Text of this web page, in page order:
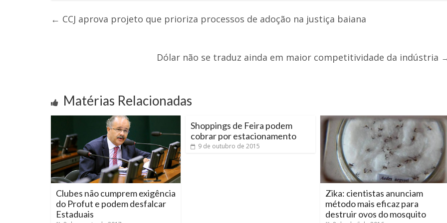
← CCJ aprova projeto que prioriza processos de adoção na justiça baiana
Dólar não se traduz ainda em maior competitividade da indústria
Matérias Relacionadas
Clubes não cumprem exigência
do Profut e podem desfalcar
Estaduais
Shoppings de Feira podem
cobrar por estacionamento
9 de outubro de 2015
Zika: cientistas anunciam
método mais eficaz para
destruir ovos do mosquito